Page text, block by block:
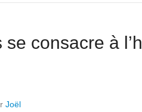
consacre à
Joël